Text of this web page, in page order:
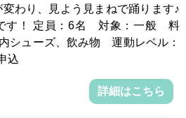
わり、見よう見まねで踊ります♪
す！ 定員：6名 対象：一般 料
シューズ、飲み物 運動レベル：
込
詳細はこちら